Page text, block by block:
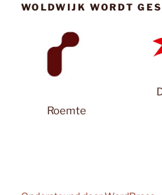
WOLDWIJK WORDT
Roemte